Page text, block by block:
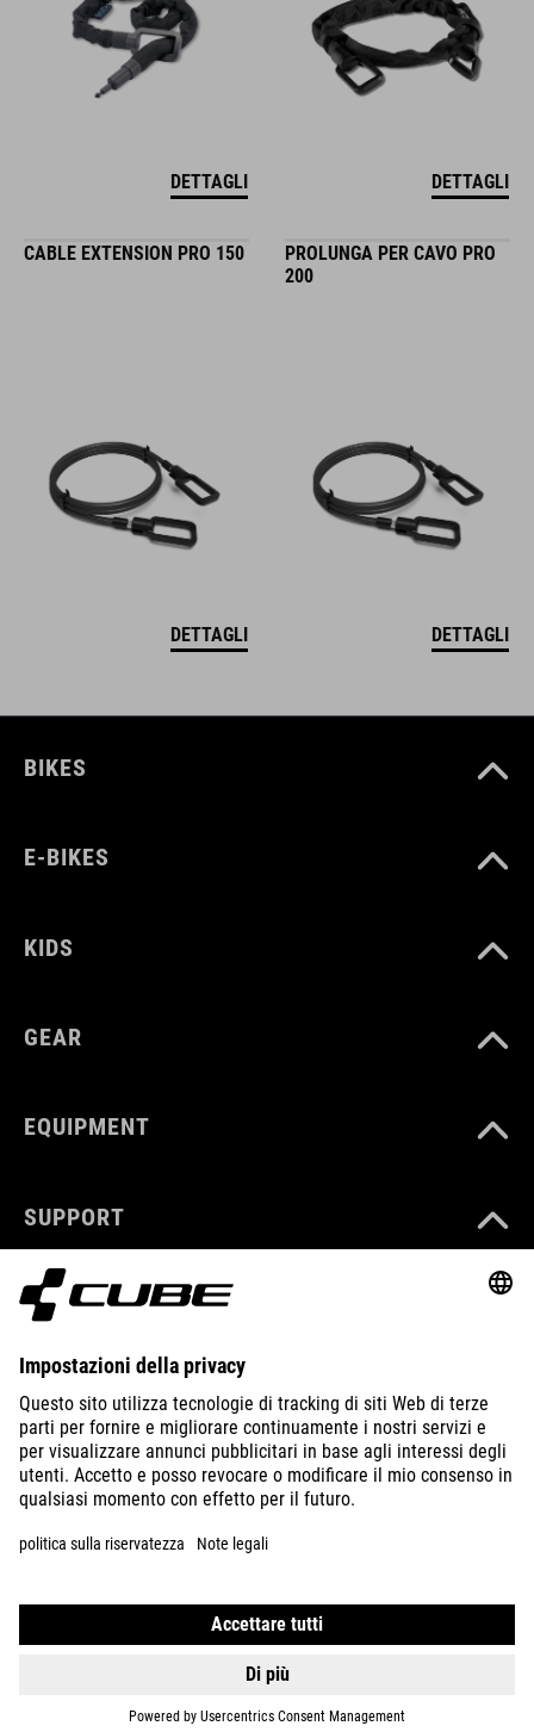
DETTAGLI DETTAGLI
CABLE EXTENSION PRO 150
DETTAGLI
PROLUNGA PER CAVO PRO
200
DETTAGLI
BIKES
E-BIKES
KIDS
GEAR
EQUIPMENT
SUPPORT
ABOUT US
EXPLORE